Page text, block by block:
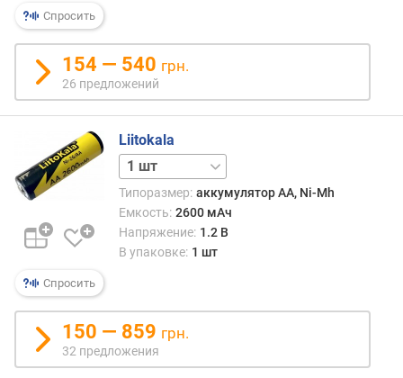
о
в
к
е
(
ш
т
е
м
о
с
ь
(
м
А
ч
Спросить
154 — 540 грн.
26 предложений
Спросить
Liitokala
4 шт
Типоразмер: аккумулятор AA, Ni-Mh
Емкость: 2600 мАч
Напряжение: 1.2 В
В упаковке: 1 шт
150 — 859 грн.
32 предложения